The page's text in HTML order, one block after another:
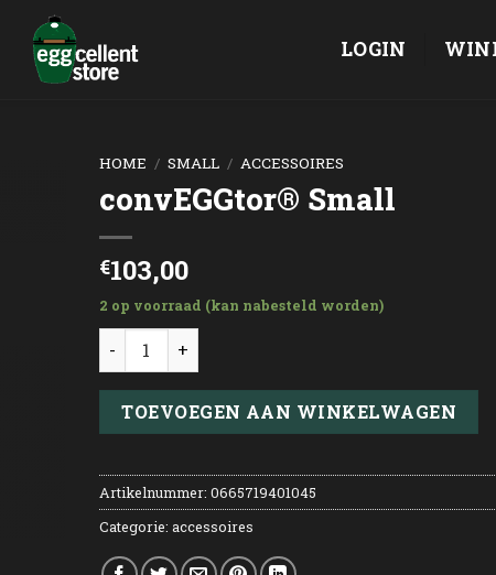
LOGIN
HOME / SMALL / ACCESSOIRES
convEGGtor® Small
€103,00
2 op voorraad (kan nabesteld worden)
convEGGtor® Small aantal
TOEVOEGEN AAN WINKELWAGEN
Artikelnummer: 0665719401045
Categorie: accessoires